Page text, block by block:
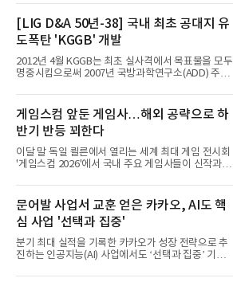
접어든 가운데 삼성전자는 AI 반도체를 중심으로 데
이터센터 생태계 공략을 강화하고 LG전자는 냉각솔
루션·전장·로봇 등 기업용 솔루션 사업 확대에 속도를
내고 있다.9일 업계에 따르면 LG전자는 2분기 생활가
전과 프리미엄 제품 경쟁력에 더해 B2B 사업 확대 효
과로 수익성을 방어한 반면 삼성전자는 디바이스경험
(DX) 부문의 TV·생활가전 수익성이 악화됐다. 대신 삼
사업 확대
[LIG D&A 50년-38] 국내 최초 공대지 유
도폭탄 'KGGB' 개발
2012년 4월 KGGB는 최초 실사격에서 목표물을 모두
명중시킴으로써 2007년 국방과학연구소(ADD) 주관
체로 참여했다. 체계개발에는 총 400여억 원의 개발
비와 62개월의 기간이 소요됐다. 한국형 GPS 유도폭
탄 KGGB(Korea GPS Guided Bomb)는 국내 최초
의 공대지 유도폭탄으로 2012년에 최종 전투용 적합
판정을 받았다.우리 공군이 운용하는 모든 전투기에
탑재할 수 있는 KGGB는 일반목적폭탄(General
Purpose Bomb)에 장착하여 운용토록 개발됐다.이
는 조종사가 휴대하는 명령통신장치(PDU, P
게임스컴 앞둔 게임사…해외 공략으로 하
반기 반등 꾀한다
이달 말 독일 쾰른에서 열리는 세계 최대 게임 전시회
'게임스컴 2026'에서 국내 주요 게임사들이 신작과 글
체별로 엇갈린 가운데 하반기 신작 흥행과 해외 시장
성과가 실적을 좌우할 핵심 변수로 떠오르고 있다.8일
업계에 따르면 올해 상반기 게임업계는 기업별 성적
표가 크게 갈렸다. 대표적으로 크래프톤은 'PUBG: 배
틀그라운드'의 안정적인 성장에 힘입어 상반기 연결
기준 매출 2조6616억원, 영업이익 9725억원으로 역
대 최대 실적을 기록했다. 엔씨도 올해 출시한 '아이온
문어발 사업서 교훈 얻은 카카오, AI도 핵
심 사업 '선택과 집중'
분기 최대 실적을 기록한 카카오가 성장 전략으로 추
진하는 인공지능(AI) 사업에서도 ‘선택과 집중’ 기조
라 투자에 나서는 것과 달리, 카카오는 ‘카카오톡’이